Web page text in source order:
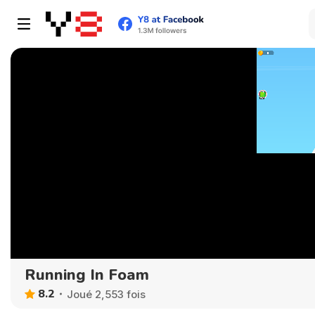
Running In Foam
8.2 Joué 2,553 fois